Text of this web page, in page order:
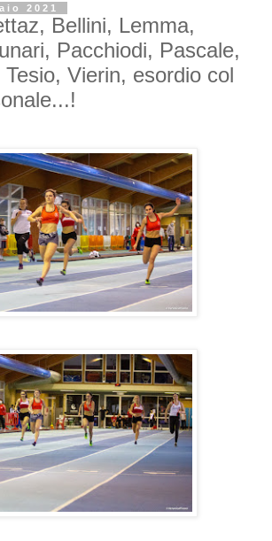
2021
Bellini, Lemma,
Pacchiodi, Pascale,
Vierin, esordio col